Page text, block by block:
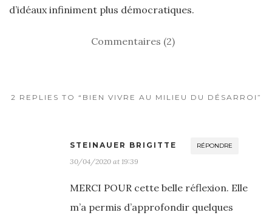
d’idéaux infiniment plus démocratiques.
Commentaires (2)
2 REPLIES TO “BIEN VIVRE AU MILIEU DU DÉSARROI”
STEINAUER BRIGITTE RÉPONDRE
30/04/2020 at 19:39
MERCI POUR cette belle réflexion. Elle
m’a permis d’approfondir quelques